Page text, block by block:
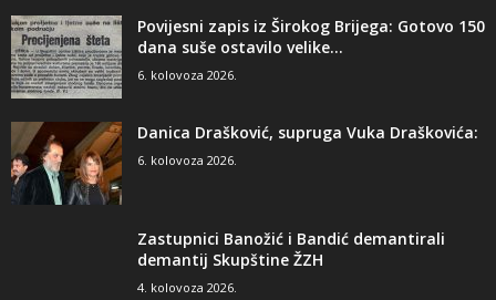
Povijesni zapis iz Širokog Brijega: Gotovo 150
dana suše ostavilo velike...
6. kolovoza 2026.
Danica Drašković, supruga Vuka Draškovića:
6. kolovoza 2026.
Zastupnici Banožić i Bandić demantirali
demantij Skupštine ŽZH
4. kolovoza 2026.